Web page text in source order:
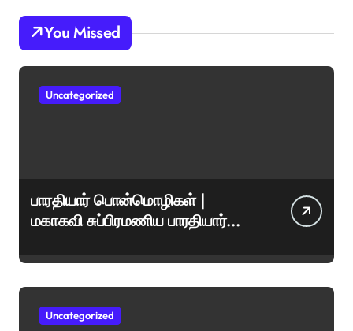
You Missed
Uncategorized
பாரதியார் பொன்மொழிகள் |
மகாகவி சுப்பிரமணிய பாரதியார்
ஊக்கமளிக்கும் வாசகங்கள்
Uncategorized